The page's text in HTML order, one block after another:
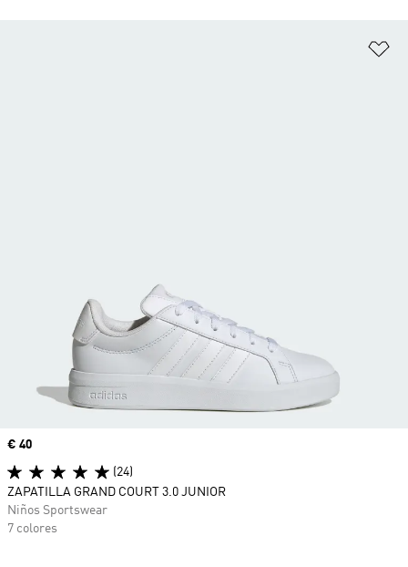
Precio
€ 40
(24)
ZAPATILLA GRAND COURT 3.0 JUNIOR
Niños Sportswear
7 colores